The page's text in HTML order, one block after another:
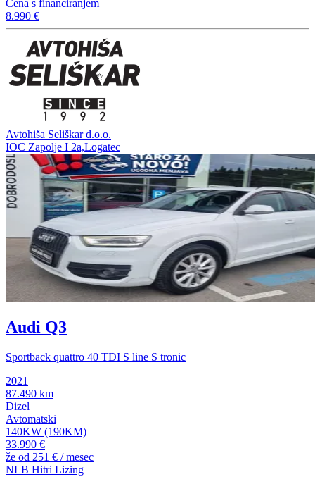
Cena s financiranjem
8.990 €
Avtohiša Seliškar d.o.o.
IOC Zapolje I 2a,Logatec
Audi Q3
Sportback quattro 40 TDI S line S tronic
2021
87.490 km
Dizel
Avtomatski
140KW (190KM)
33.990 €
že od 251 € / mesec
NLB Hitri Lizing